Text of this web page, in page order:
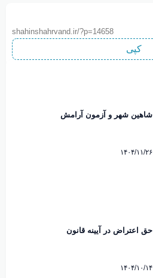
shahinshahrvand.ir/?p=14658
کپی
شاهین شهر و آزمون آرامش
۱۴۰۴/۱۱/۲۶
حق اعتراض در آیینه قانون
۱۴۰۴/۱۰/۱۴